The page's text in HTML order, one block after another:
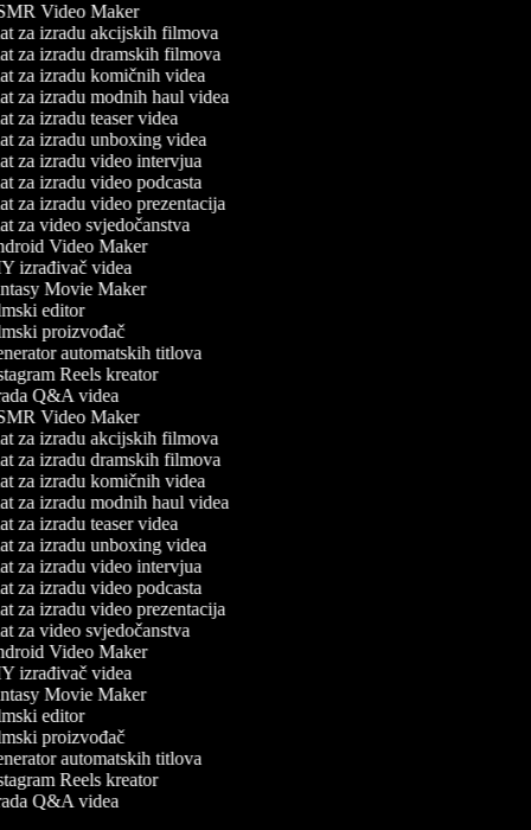
Video Maker
za izradu akcijskih filmova
za izradu dramskih filmova
za izradu komičnih videa
za izradu modnih haul videa
za izradu teaser videa
za izradu unboxing videa
za izradu video intervjua
za izradu video podcasta
za izradu video prezentacija
za video svjedočanstva
Video Maker
izrađivač videa
Movie Maker
editor
proizvođač
automatskih titlova
Reels kreator
Q&A videa
Video Maker
za izradu akcijskih filmova
za izradu dramskih filmova
za izradu komičnih videa
za izradu modnih haul videa
za izradu teaser videa
za izradu unboxing videa
za izradu video intervjua
za izradu video podcasta
za izradu video prezentacija
za video svjedočanstva
Video Maker
izrađivač videa
Movie Maker
editor
proizvođač
automatskih titlova
Reels kreator
Q&A videa